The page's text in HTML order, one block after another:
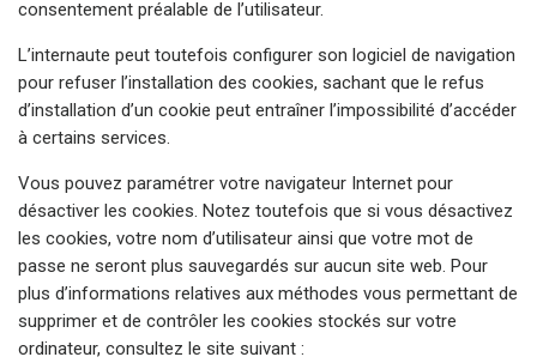
consentement préalable de l’utilisateur.
L’internaute peut toutefois configurer son logiciel de navigation
pour refuser l’installation des cookies, sachant que le refus
d’installation d’un cookie peut entraîner l’impossibilité d’accéder
à certains services.
Vous pouvez paramétrer votre navigateur Internet pour
désactiver les cookies. Notez toutefois que si vous désactivez
les cookies, votre nom d’utilisateur ainsi que votre mot de
passe ne seront plus sauvegardés sur aucun site web. Pour
plus d’informations relatives aux méthodes vous permettant de
supprimer et de contrôler les cookies stockés sur votre
ordinateur, consultez le site suivant :